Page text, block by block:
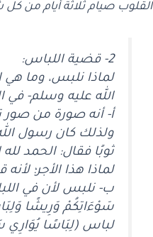
القلوب صيام ثلاثة أيام من
2- قضية اللباس:
لماذا نلبس، وما هي
الله عليه وسلم- في
أ- أنه صورة من صور
ولذلك كان رسول
ثوبًا فقال: الحمد
لماذا هذا الأجر؛
ب- نلبس لأن في
سَوْءَاتِكُمْ وَرِيشًا
لباس (لِبَاسًا يُوَارِي